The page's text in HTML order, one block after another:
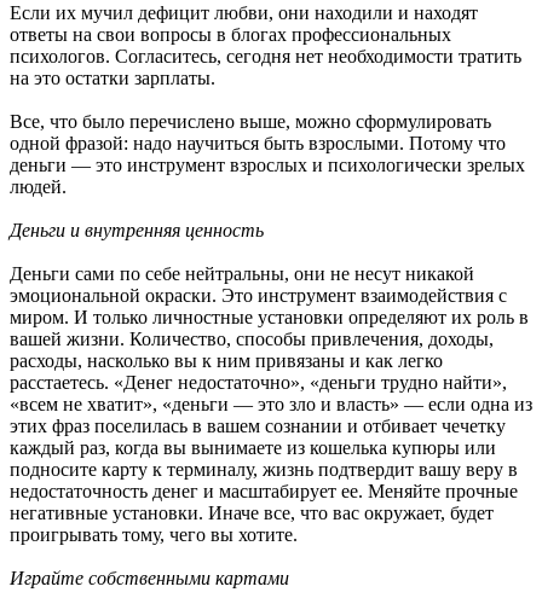
Если их мучил дефицит любви, они находили и находят
ответы на свои вопросы в блогах профессиональных
психологов. Согласитесь, сегодня нет необходимости тратить
на это остатки зарплаты.
Все, что было перечислено выше, можно сформулировать
одной фразой: надо научиться быть взрослыми. Потому что
деньги — это инструмент взрослых и психологически зрелых
людей.
Деньги и внутренняя ценность
Деньги сами по себе нейтральны, они не несут никакой
эмоциональной окраски. Это инструмент взаимодействия с
миром. И только личностные установки определяют их роль в
вашей жизни. Количество, способы привлечения, доходы,
расходы, насколько вы к ним привязаны и как легко
расстаетесь. «Денег недостаточно», «деньги трудно найти»,
«всем не хватит», «деньги — это зло и власть» — если одна из
этих фраз поселилась в вашем сознании и отбивает чечетку
каждый раз, когда вы вынимаете из кошелька купюры или
подносите карту к терминалу, жизнь подтвердит вашу веру в
недостаточность денег и масштабирует ее. Меняйте прочные
негативные установки. Иначе все, что вас окружает, будет
проигрывать тому, чего вы хотите.
Играйте собственными картами